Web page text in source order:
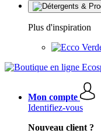
Plus d'inspiration
Mon compte
Identifiez-vous
Nouveau client ?